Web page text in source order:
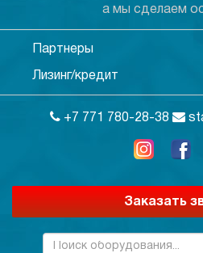
а мы сделаем
Партнеры
Лизинг/кредит
+7 771 780-28-38
Заказать